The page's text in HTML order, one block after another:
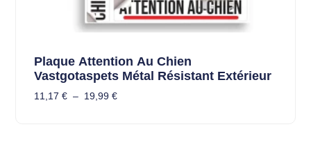
Plaque Attention Au Chien
Vastgotaspets Métal Résistant Extérieur
11,17 € – 19,99 €